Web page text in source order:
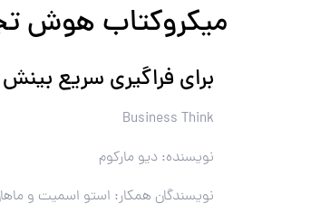
میکروکتاب هوش
برای فراگیری سریع
Business Think
نویسنده: دیو مارکوم
نویسندگان همکار: استو اسمیت و